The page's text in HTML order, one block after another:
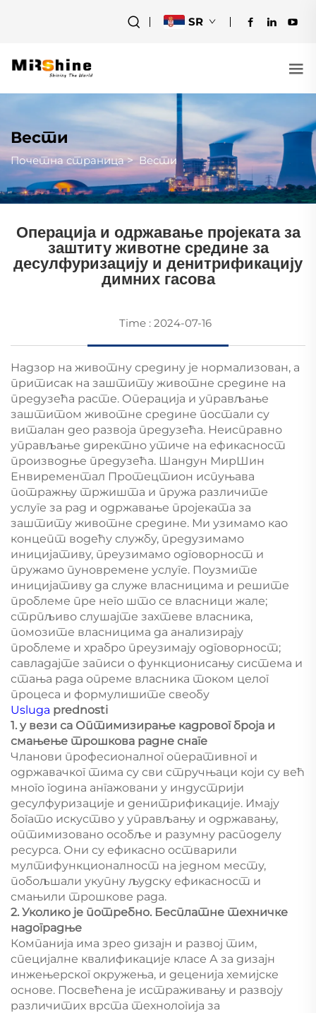
SR
Вести
Почетна страница> Вести
Операција и одржавање пројеката за
заштиту животне средине за
десулфуризацију и денитрификацију
димних гасова
Time : 2024-07-16
Надзор на животну средину је нормализован, а
притисак на заштиту животне средине на
предузећа расте. Операција и управљање
заштитом животне средине постали су
виталан део развоја предузећа. Неисправно
управљање директно утиче на ефикасност
производње предузећа. Шандун МирШин
Енвирементал Протецтион испуњава
потражњу тржишта и пружа различите
услуге за рад и одржавање пројеката за
заштиту животне средине. Ми узимамо као
концепт водећу службу, предузимамо
иницијативу, преузимамо одговорност и
пружамо пуновремене услуге. Поузмите
иницијативу да служе власницима и решите
проблеме пре него што се власници жале;
стрпљиво слушајте захтеве власника,
помозите власницима да анализирају
проблеме и храбро преузимају одговорност;
савладајте записи о функционисању система и
стања рада опреме власника током целог
процеса и формулишите свеобу
Usluga prednosti
1. у вези са Оптимизирање кадровог броја и
смањење трошкова радне снаге
Чланови професионалног оперативног и
одржавачког тима су сви стручњаци који су већ
много година ангажовани у индустрији
десулфуризације и денитрификације. Имају
богато искуство у управљању и одржавању,
оптимизовано особље и разумну расподелу
ресурса. Они су ефикасно остварили
мултифункционалност на једном месту,
побољшали укупну људску ефикасност и
смањили трошкове рада.
2. Уколико је потребно. Бесплатне техничке
надоградње
Компанија има зрео дизајн и развој тим,
специјалне квалификације класе А за дизајн
инжењерског окружења, и деценија хемијске
основе. Посвећена је истраживању и развоју
различитих врста технологија за